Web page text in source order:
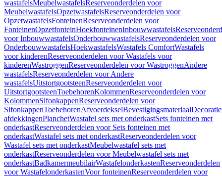
wastafelsMeubelwastafelsReserveonderdelen voor
MeubelwastafelsOpzetwastafelsReserveonderdelen voor
OpzetwastafelsFonteinenReserveonderdelen voor
FonteinenOpzetfonteinHoekfonteinenInbouwwastafels
voor InbouwwastafelsOnderbouwwastafelsReserveonderdelen voor
OnderbouwwastafelsHoekwastafelsWastafels ComfortWastafels
voor kinderenReserveonderdelen voor Wastafels voor
kinderenWastroggenReserveonderdelen voor WastroggenAndere
wastafelsReserveonderdelen voor Andere
wastafelsUitstortgootsteenReserveonderdelen voor
UitstortgootsteenToebehorenKolommenReserveonderdelen voor
KolommenSifonkappenReserveonderdelen voor
SifonkappenToebehorenAfvoerdekselBevestigingsmateriaal
afdekkingenPlanchetWastafel sets met onderkastSets fonteinen met
onderkastReserveonderdelen voor Sets fonteinen met
onderkastWastafel sets met onderkastReserveonderdelen voor
Wastafel sets met onderkastMeubelwastafel sets met
onderkastReserveonderdelen voor Meubelwastafel sets met
onderkastBadkamermeubilairWastafelonderkastenReserveonderdelen
voor WastafelonderkastenVoor fonteinenReserveonderdelen voor